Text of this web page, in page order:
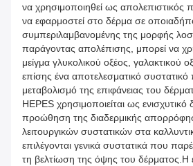
να χρησιμοποιηθεί ως απολεπιστικός
να εφαρμοστεί στο δέρμα σε
συμπεριλαμβανομένης της μορφής
παράγοντας απολέπισης, μπορεί να
μείγμα γλυκολικού οξέος, γαλακτικού
επίσης ένα αποτελεσματικό
μεταβολισμό της επιφάνειας του
HEPES χρησιμοποιείται ως ενισχυτικό
προώθηση της διαδερμικής
λειτουργικών συστατικών στα
επιλέγονται γενικά συστατικά που
τη βελτίωση της όψης του δέρματος.Η